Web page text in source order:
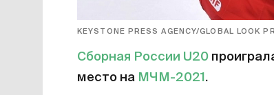
KEYSTONE PRESS AGENCY/GLOBAL LOOK
Сборная России U20
место на МЧМ-2021 .